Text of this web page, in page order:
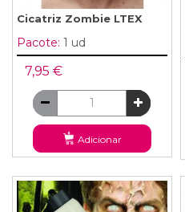
Cicatriz Zombie LTEX
Pacote: 1 ud
7,95 €
Adicionar